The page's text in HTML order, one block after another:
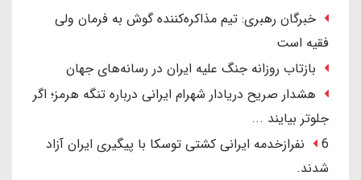
خبرگان رهبری: تیم مذاکره‌کننده گوش به فرمان ولی
فقیه است
بازتاب روزانه جنگ علیه ایران در رسانه‌های جهان
هشدار صریح دریادار شهرام ایرانی درباره تنگه هرمز؛ اگر
جلوتر بیایند ...
6 نفرازخدمه ایرانی کشتی توسکا با پیگیری ایران آزاد
شدند.